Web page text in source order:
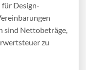
für Design-
sind Nettobeträge,
zu